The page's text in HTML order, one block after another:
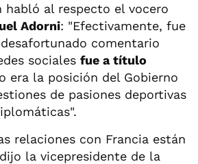
habló al respecto el vocero
Adorni: "Efectivamente, fue
comentario
sociales fue a título
era la posición del Gobierno
de pasiones deportivas
relaciones con Francia están
la vicepresidente de la